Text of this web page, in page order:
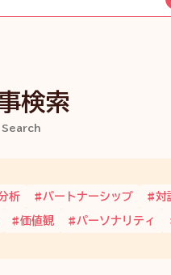
検索
Search
析 パートナーシップ 対
価値観 パーソナリティ